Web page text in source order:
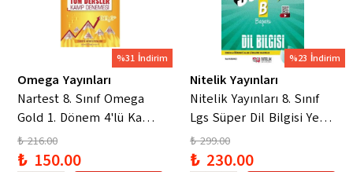
%31 İndirim
Omega Yayınları
Nartest 8. Sınıf Omega
Gold 1. Dönem 4'lü Kamp
Denemesi
₺ 216.00
₺ 150.00
%23 İndirim
Nitelik Yayınları
Nitelik Yayınları 8. Sınıf
Lgs Süper Dil Bilgisi Yeni
Nesil Soru Kitabı
₺ 299.00
₺ 230.00